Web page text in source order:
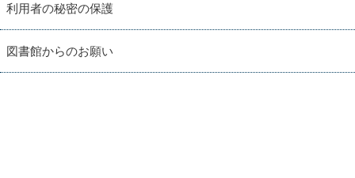
利用者の秘密の保護
図書館からのお願い